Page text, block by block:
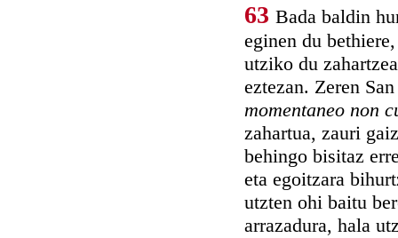
63 Bada baldin
eginen du
utziko du
eztezan. Zeren
momentaneo non
zahartua, zauri
behingo bisitaz
eta egoitzara
utzten ohi baitu
arrazadura, hala